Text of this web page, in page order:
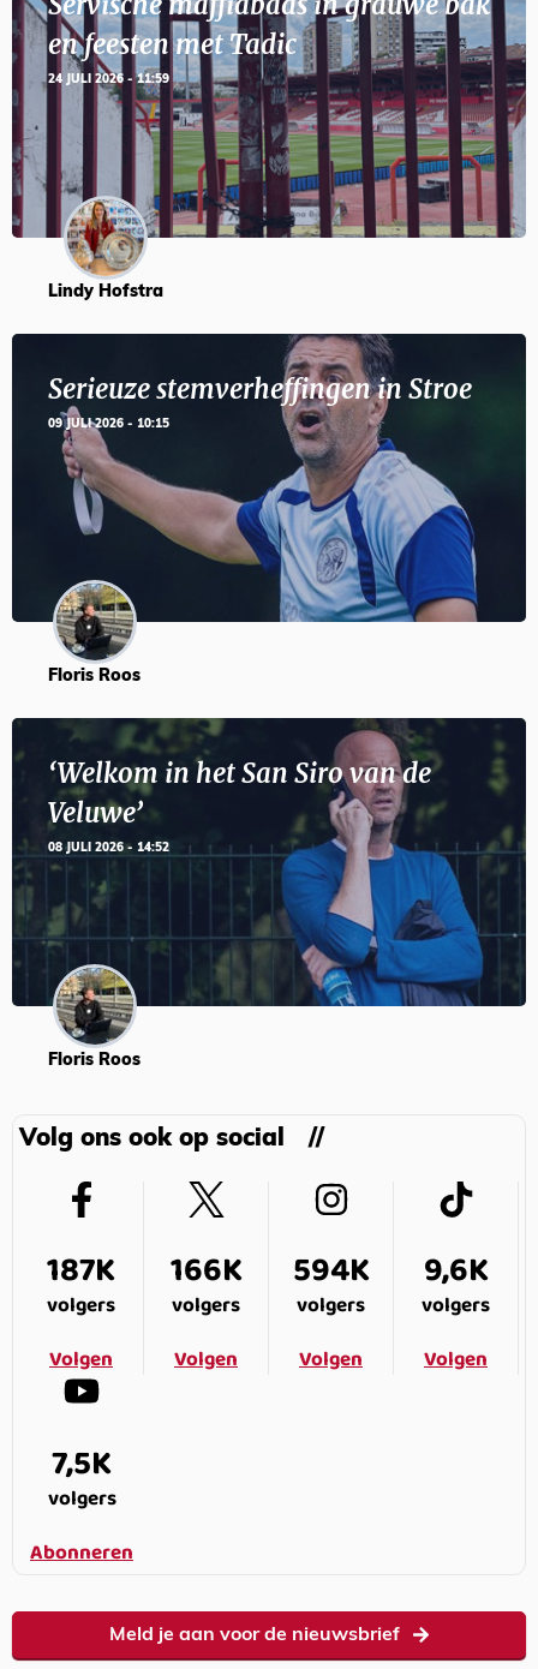
en feesten met Tadic
24 JULI 2026 - 11:59
Lindy Hofstra
Serieuze stemverheffingen in Stroe
09 JULI 2026 - 10:15
Floris Roos
‘Welkom in het San Siro van de
Veluwe’
08 JULI 2026 - 14:52
Floris Roos
Volg ons ook op social
187K
volgers
Volgen
166K
volgers
Volgen
594K
volgers
Volgen
9,6K
volgers
Volgen
7,5K
volgers
Abonneren
Meld je aan voor de nieuwsbrief